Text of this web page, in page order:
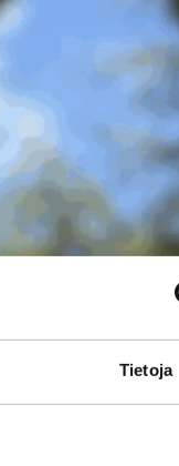
Tietoja